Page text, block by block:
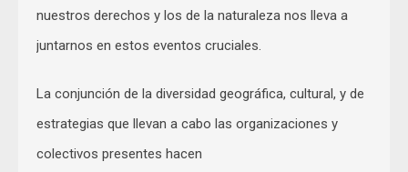
nuestros derechos y los de la naturaleza nos lleva a
juntarnos en estos eventos cruciales.
La conjunción de la diversidad geográfica, cultural, y de
estrategias que llevan a cabo las organizaciones y
colectivos presentes hacen